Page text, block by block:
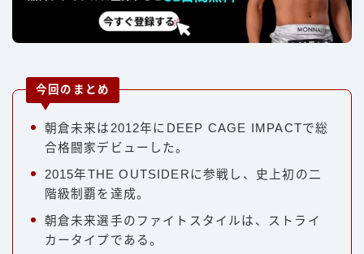
今回のまとめ
朝倉未来は2012年にDEEP CAGE IMPACTで総
合格闘家デビューした。
2015年THE OUTSIDERに参戦し、史上初の二
階級制覇を達成。
朝倉未来選手のファイトスタイルは、ストライ
カータイプである。